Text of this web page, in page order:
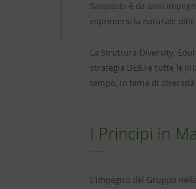
Sanpaolo è da anni
esprimersi la naturale
La Struttura Diversity,
strategia DE&I e tutte le
tempo, in tema di
I Principi in
L’impegno del Gruppo